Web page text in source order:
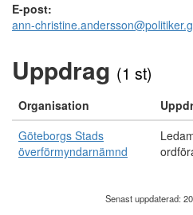
E-post:
ann-
Uppdrag (1 st)
Organisation
Göteborgs Stads
överförmyndarnämnd
Senast uppdaterad: